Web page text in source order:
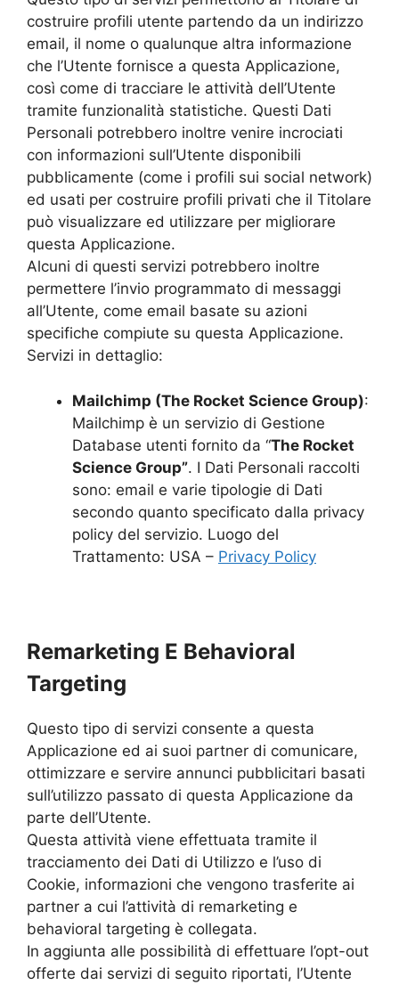
costruire profili utente partendo da un indirizzo
email, il nome o qualunque altra informazione
che l’Utente fornisce a questa Applicazione,
così come di tracciare le attività dell’Utente
tramite funzionalità statistiche. Questi Dati
Personali potrebbero inoltre venire incrociati
con informazioni sull’Utente disponibili
pubblicamente (come i profili sui social network)
ed usati per costruire profili privati che il Titolare
può visualizzare ed utilizzare per migliorare
questa Applicazione.
Alcuni di questi servizi potrebbero inoltre
permettere l’invio programmato di messaggi
all’Utente, come email basate su azioni
specifiche compiute su questa Applicazione.
Servizi in dettaglio:
Mailchimp (The Rocket Science Group):
Mailchimp è un servizio di Gestione
Database utenti fornito da “The Rocket
Science Group”. I Dati Personali raccolti
sono: email e varie tipologie di Dati
secondo quanto specificato dalla privacy
policy del servizio. Luogo del
Trattamento: USA – Privacy Policy
Remarketing E Behavioral
Targeting
Questo tipo di servizi consente a questa
Applicazione ed ai suoi partner di comunicare,
ottimizzare e servire annunci pubblicitari basati
sull’utilizzo passato di questa Applicazione da
parte dell’Utente.
Questa attività viene effettuata tramite il
tracciamento dei Dati di Utilizzo e l’uso di
Cookie, informazioni che vengono trasferite ai
partner a cui l’attività di remarketing e
behavioral targeting è collegata.
In aggiunta alle possibilità di effettuare l’opt-out
offerte dai servizi di seguito riportati, l’Utente